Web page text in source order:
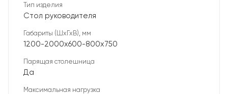
Тип изделия
Стол руководителя
Габариты (ШхГхВ), мм
1200-2000х600-800х750
Парящая столешница
Да
Максимальная нагрузка